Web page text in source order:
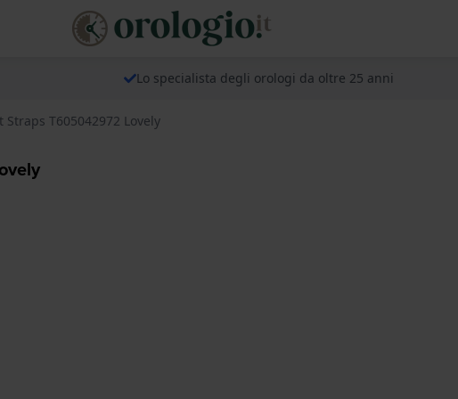
Lo specialista degli orologi da oltre 25 anni
T605042972 Lovely